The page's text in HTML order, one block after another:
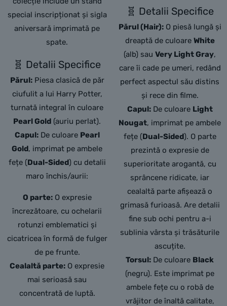
special inscripționat și sigla
aniversară imprimată pe
spate.
🧬 Detalii Specifice
Părul:Piesa clasică de păr
ciufulit a lui Harry Potter,
turnată integral în culoare
Pearl Gold (auriu perlat).
Capul:De culoare Pearl
Gold, imprimat pe ambele
fețe (Dual-Sided) cu detalii
maro închis/aurii:
O parte:O expresie
încrezătoare, cu ochelarii
rotunzi emblematici și
cicatricea în formă de fulger
de pe frunte.
Cealaltă parte: O expresie
mai serioasă sau
concentrată de luptă.
🧬 Detalii Specifice
Părul (Hair):O piesă lungă și
dreaptă de culoare White
(alb) sauVery Light Gray,
care îi cade pe umeri, redând
perfect aspectul său distins
și rece din filme.
Capul:De culoare Light
Nougat, imprimat pe ambele
fețe (Dual-Sided). O parte
prezintă o expresie de
superioritate arogantă, cu
sprâncene ridicate, iar
cealaltă parte afișează o
grimasă furioasă. Are detalii
fine sub ochi pentru a-i
sublinia vârsta și trăsăturile
ascuțite.
Torsul: De culoare Black
(negru). Este imprimat pe
ambele fețe cu o robă de
vrăjitor de înaltă calitate,